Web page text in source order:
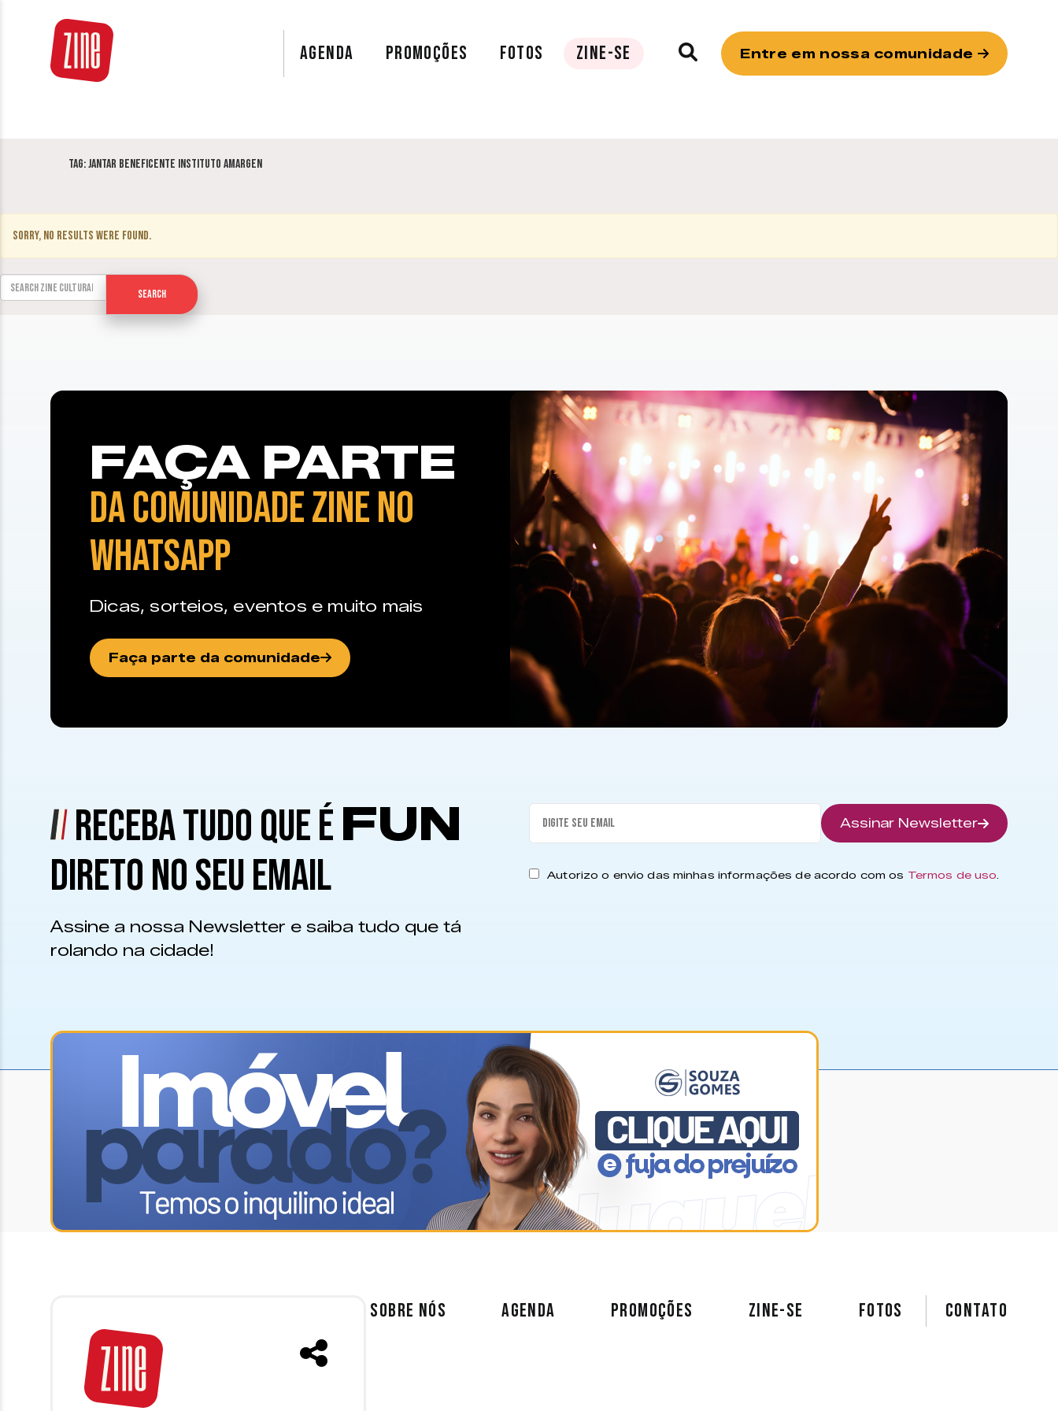
AGENDA PROMOÇÕES FOTOS ZINE-SE Entre em nossa comunidade
Tag:Jantar Beneficente Instituto Amargen
Sorry, no results were found.
Search for:
Search
FAÇA PARTE
DA COMUNIDADE ZINE NO
WHATSAPP
Dicas, sorteios, eventos e muito mais
Faça parte da comunidade
RECEBA TUDO QUE ÉFUN
DIRETO NO SEU EMAIL
Assine a nossa Newsletter e saiba tudo que tá
rolando na cidade!
Assinar Newsletter
Autorizo o envio das minhas informações de acordo com os Termos de uso
SOBRE NÓS AGENDA PROMOÇÕES ZINE-SE FOTOS Contato